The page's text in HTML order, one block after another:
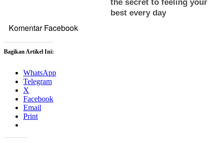
Komentar Facebook
Bagikan Artikel Ini:
WhatsApp
Telegram
X
Facebook
Email
Print